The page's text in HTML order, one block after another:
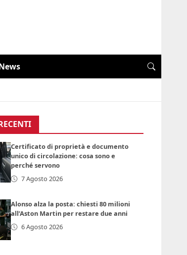
Certificato di proprietà e documento
unico di circolazione: cosa sono e
perché servono
7 Agosto 2026
Alonso alza la posta: chiesti 80 milioni
all’Aston Martin per restare due anni
6 Agosto 2026